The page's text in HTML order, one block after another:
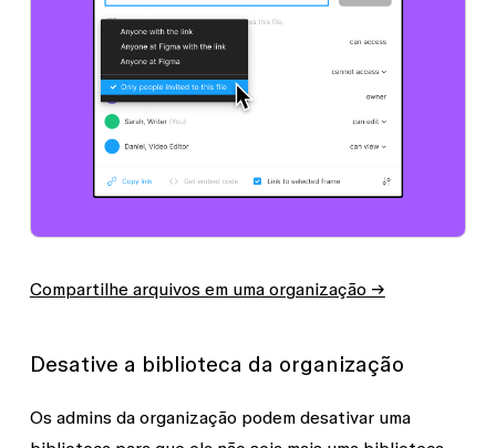
Compartilhe arquivos em uma organização →
Desative a biblioteca da organização
Os admins da organização podem desativar uma